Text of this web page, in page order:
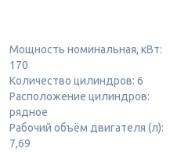
Мощность номинальная, кВт:
170
Количество цилиндров: 6
Расположение цилиндров:
рядное
Рабочий объём двигателя (л):
7,69